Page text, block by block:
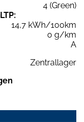
4 (Green)
14,7 kWh/100km
0 g/km
A
Zentrallager